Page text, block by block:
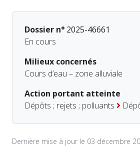
Dossier n° 2025-46661
En cours
Milieux concernés
Cours d’eau – zone alluviale
Action portant atteinte
Dépôts ; rejets ; polluants
Dernière mise à jour le 03 décembre